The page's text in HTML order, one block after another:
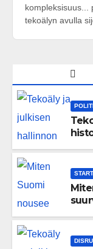
kompleksisuus...
tekoälyn avulla